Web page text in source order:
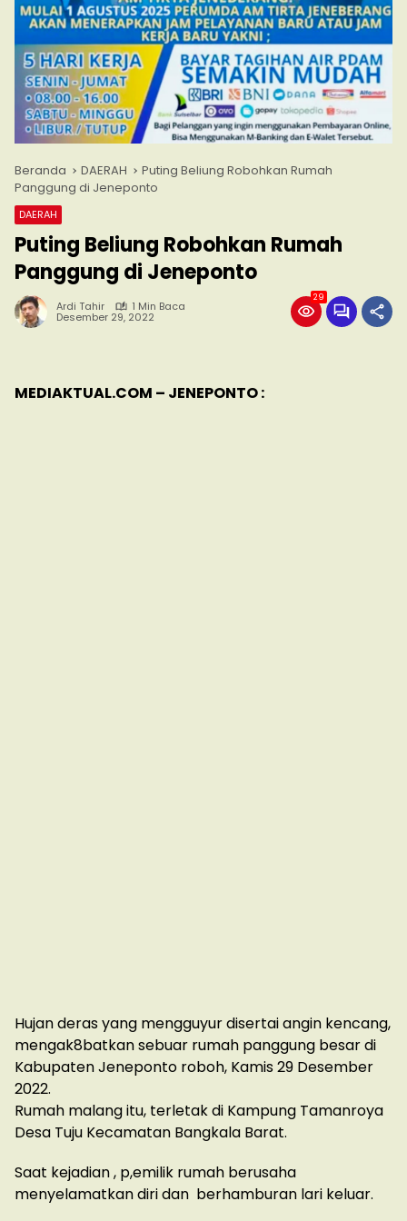
Beranda DAERAH
Puting Beliung Robohkan Rumah
Panggung di Jeneponto
DAERAH
Puting Beliung Robohkan Rumah
Panggung di Jeneponto
Ardi Tahir 1 Min Baca
Desember 29, 2022
29
MEDIAKTUAL.COM – JENEPONTO :
Hujan deras yang mengguyur disertai angin kencang,
mengak8batkan sebuar rumah panggung besar di
Kabupaten Jeneponto roboh, Kamis 29 Desember
2022.
Rumah malang itu, terletak di Kampung Tamanroya
Desa Tuju Kecamatan Bangkala Barat.
Saat kejadian , p,emilik rumah berusaha
menyelamatkan diri dan berhamburan lari keluar.